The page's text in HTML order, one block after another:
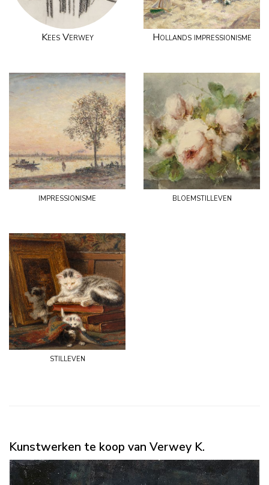
Kees Verwey Hollands impressionisme
impressionisme bloemstilleven
stilleven
Kunstwerken te koop van Verwey K.